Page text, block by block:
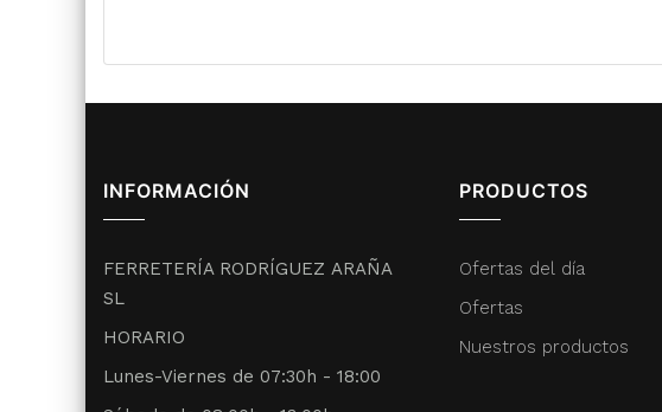
INFORMACIÓN
FERRETERÍA RODRÍGUEZ ARAÑA
SL
HORARIO
Lunes-Viernes de 07:30h - 18:00
PRODUCTOS
Ofertas del día
Ofertas
Nuestros productos